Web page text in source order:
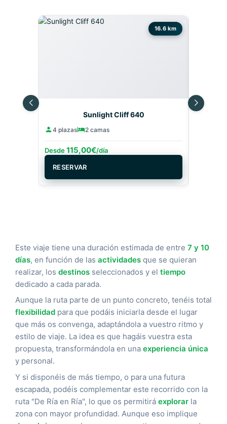
16.6 km
Sunlight Cliff 640
4 plazas 2 camas
Desde115,00€/día
RESERVAR
Este viaje tiene una duración estimada de entre 7 y 10
días, en función de las actividades que se quieran
realizar, los destinos seleccionados y el tiempo
dedicado a cada parada.
Aunque la ruta parte de un punto concreto, tenéis total
flexibilidad para que podáis iniciarla desde el lugar
que más os convenga, adaptándola a vuestro ritmo y
estilo de viaje. La idea es que hagáis vuestra esta
propuesta, transformándola en una experiencia única
y personal.
Y si disponéis de más tiempo, o para una futura
escapada, podéis complementar este recorrido con la
ruta "De Ría en Ría", lo que os permitirá explorar la
zona con mayor profundidad. Aunque eso implique